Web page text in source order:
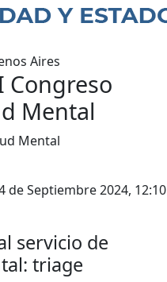
Aires
Congreso
Mental
Mental
de Septiembre 2024, 12:10
servicio de
triage